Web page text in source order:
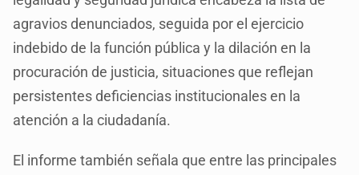
agravios denunciados, seguida por el ejercicio
indebido de la función pública y la dilación en la
procuración de justicia, situaciones que reflejan
persistentes deficiencias institucionales en la
atención a la ciudadanía.
El informe también señala que entre las principales